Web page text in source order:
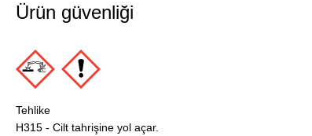
Ürün güvenliği
Tehlike
H315 - Cilt tahrişine yol açar.